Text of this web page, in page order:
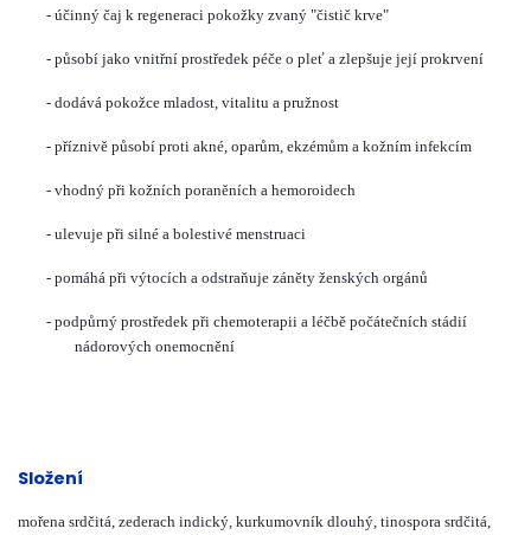
- účinný čaj k regeneraci pokožky zvaný "čistič krve"
- působí jako vnitřní prostředek péče o pleť a zlepšuje její prokrvení
- dodává pokožce mladost, vitalitu a pružnost
- příznivě působí proti akné, oparům, ekzémům a kožním infekcím
- vhodný při kožních poraněních a hemoroidech
- ulevuje při silné a bolestivé menstruaci
- pomáhá při výtocích a odstraňuje záněty ženských orgánů
- podpůrný prostředek při chemoterapii a léčbě počátečních stádií
nádorových onemocnění
Složení
mořena srdčitá, zederach indický, kurkumovník dlouhý, tinospora srdčitá,